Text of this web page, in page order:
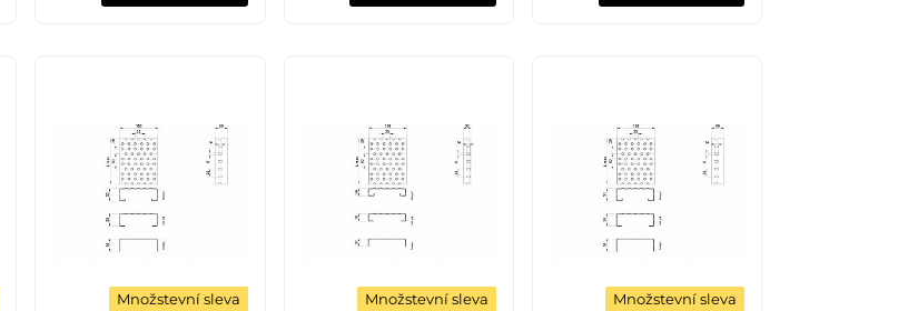
Množstevní sleva Množstevní sleva Množstevní sleva